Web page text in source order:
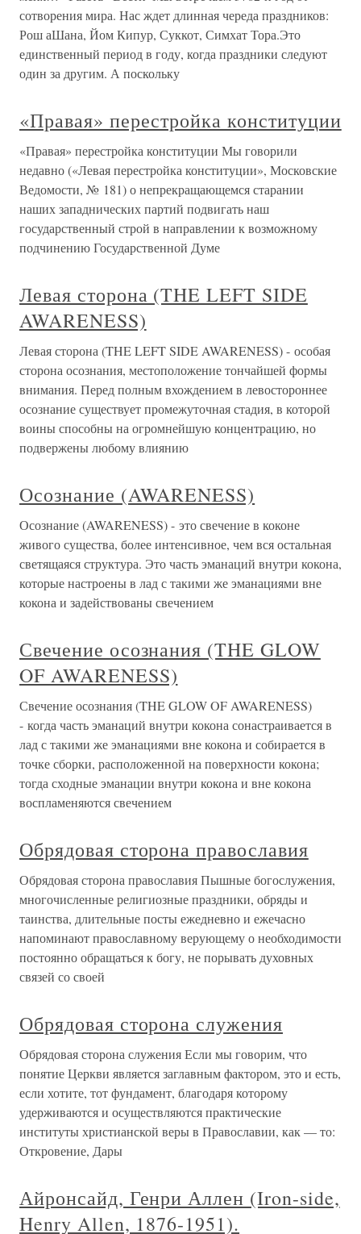
сотворения мира. Нас ждет длинная череда праздников:
Рош аШана, Йом Кипур, Суккот, Симхат Тора.Это
единственный период в году, когда праздники следуют
один за другим. А поскольку
«Правая» перестройка конституции
«Правая» перестройка конституции Мы говорили
недавно («Левая перестройка конституции», Московские
Ведомости, № 181) о непрекращающемся старании
наших западнических партий подвигать наш
государственный строй в направлении к возможному
подчинению Государственной Думе
Левая сторона (THE LEFT SIDE
AWARENESS)
Левая сторона (THE LEFT SIDE AWARENESS) - особая
сторона осознания, местоположение тончайшей формы
внимания. Перед полным вхождением в левостороннее
осознание существует промежуточная стадия, в которой
воины способны на огромнейшую концентрацию, но
подвержены любому влиянию
Осознание (AWARENESS)
Осознание (AWARENESS) - это свечение в коконе
живого существа, более интенсивное, чем вся остальная
светящаяся структура. Это часть эманаций внутри кокона,
которые настроены в лад с такими же эманациями вне
кокона и задействованы свечением
Свечение осознания (THE GLOW
OF AWARENESS)
Свечение осознания (THE GLOW OF AWARENESS)
- когда часть эманаций внутри кокона сонастраивается в
лад с такими же эманациями вне кокона и собирается в
точке сборки, расположенной на поверхности кокона;
тогда сходные эманации внутри кокона и вне кокона
воспламеняются свечением
Обрядовая сторона православия
Обрядовая сторона православия Пышные богослужения,
многочисленные религиозные праздники, обряды и
таинства, длительные посты ежедневно и ежечасно
напоминают православному верующему о необходимости
постоянно обращаться к богу, не порывать духовных
связей со своей
Обрядовая сторона служения
Обрядовая сторона служения Если мы говорим, что
понятие Церкви является заглавным фактором, это и есть,
если хотите, тот фундамент, благодаря которому
удерживаются и осуществляются практические
институты христианской веры в Православии, как — то:
Откровение, Дары
Айронсайд, Генри Аллен (Iron-side,
Henry Allen, 1876-1951).